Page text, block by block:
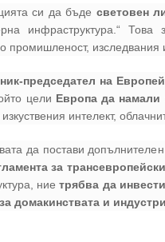
си да бъде световен
инфраструктура.“ Това
промишленост,
председател на
цели Европа да намали
изкуствения интелект,
да постави допълнителен
за
ниетрябва да
домакинствата и